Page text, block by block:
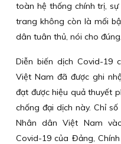
toàn hệ thống chính trị,
trang không còn là mối
dân tuân thủ, nói cho
Diễn biến dịch Covid-19
Việt Nam đã được ghi
đạt được hiệu quả thuyết
chống đại dịch này. Chỉ
Nhân dân Việt Nam
Covid-19 của Đảng,